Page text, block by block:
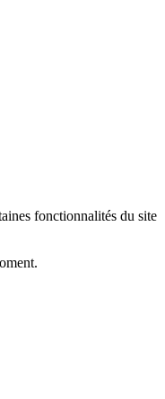
fonctionnalités du site